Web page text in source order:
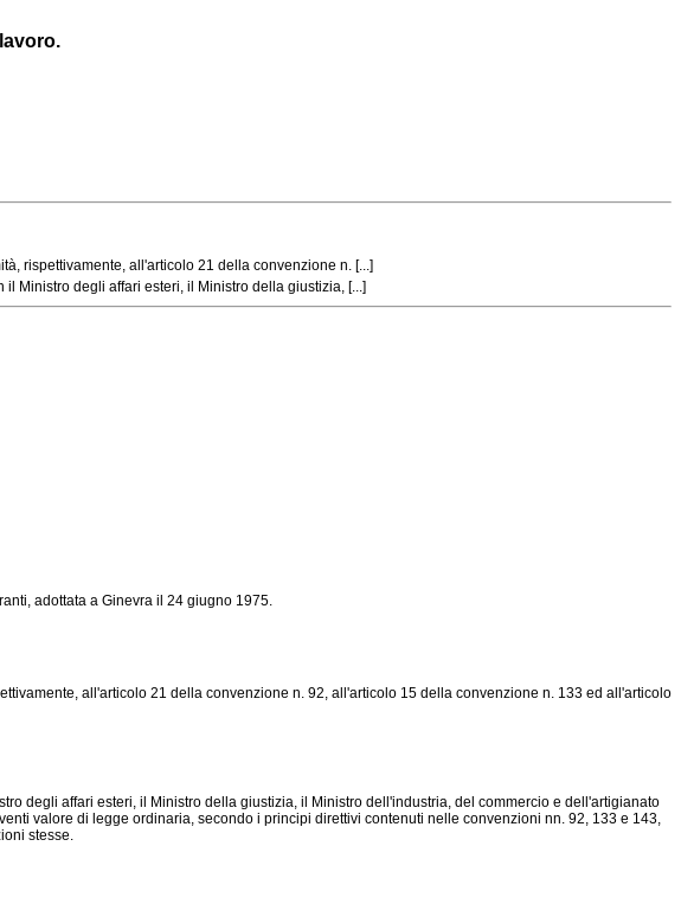
rispettivamente, all'articolo 21 della convenzione n. [...]
Ministro degli affari esteri, il Ministro della giustizia, [...]
adottata a Ginevra il 24 giugno 1975.
all'articolo 21 della convenzione n. 92, all'articolo 15 della convenzione n. 133 ed all'articolo
degli affari esteri, il Ministro della giustizia, il Ministro dell'industria, del commercio e dell'artigianato
valore di legge ordinaria, secondo i principi direttivi contenuti nelle convenzioni nn. 92, 133 e 143,
stesse.